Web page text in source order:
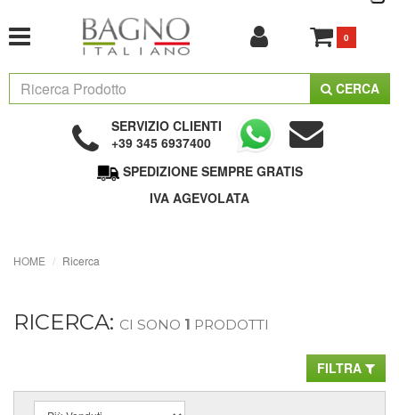
0
CERCA
SERVIZIO CLIENTI
+39 345 6937400
SPEDIZIONE SEMPRE GRATIS
IVA AGEVOLATA
HOME Ricerca
RICERCA: CI SONO 1 PRODOTTI
FILTRA